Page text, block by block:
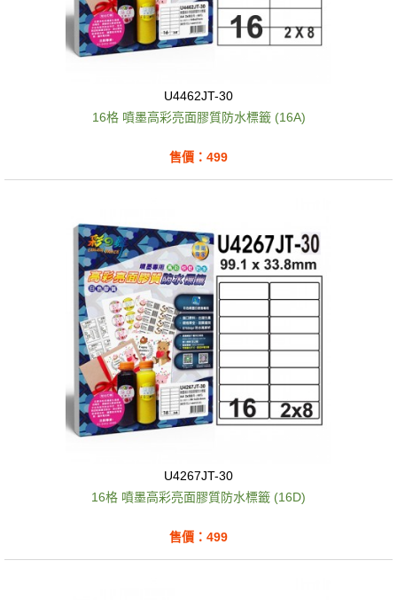
U4462JT-30
16格 噴墨高彩亮面膠質防水標籤 (16A)
售價：499
U4267JT-30
16格 噴墨高彩亮面膠質防水標籤 (16D)
售價：499